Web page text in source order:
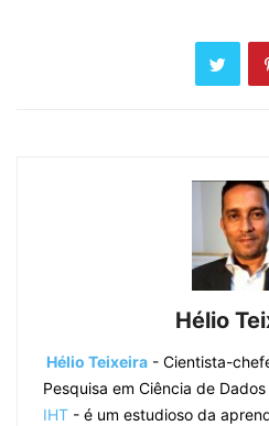
Hélio
Hélio Teixeira - Cientista-
Pesquisa em Ciência de
IHT - é um estudioso da